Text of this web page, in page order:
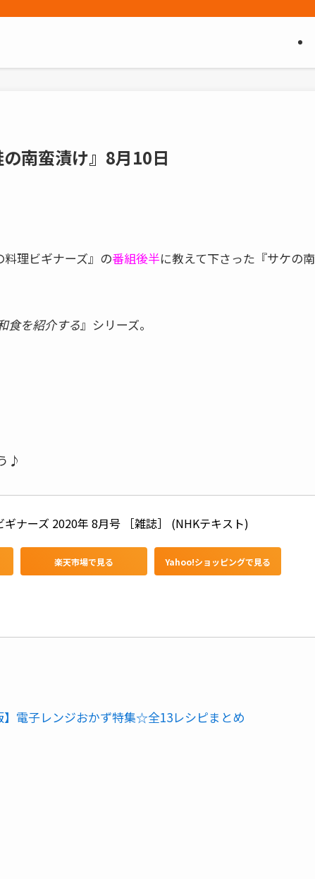
南蛮漬け』8月10日
理ビギナーズ』の番組後半に教えて下さった『サケの南
食を紹介する』シリーズ。
♪
ギナーズ 2020年 8月号 ［雑誌］ (NHKテキスト)
楽天市場で見る Yahoo!ショッピングで見る
】電子レンジおかず特集☆全13レシピまとめ